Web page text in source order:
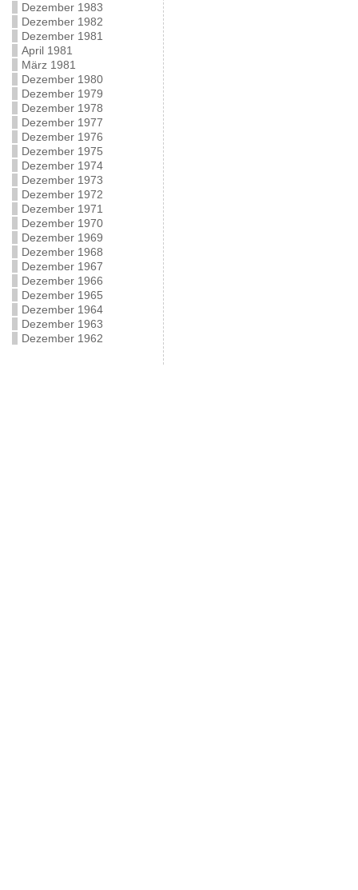
Dezember 1983
Dezember 1982
Dezember 1981
April 1981
März 1981
Dezember 1980
Dezember 1979
Dezember 1978
Dezember 1977
Dezember 1976
Dezember 1975
Dezember 1974
Dezember 1973
Dezember 1972
Dezember 1971
Dezember 1970
Dezember 1969
Dezember 1968
Dezember 1967
Dezember 1966
Dezember 1965
Dezember 1964
Dezember 1963
Dezember 1962